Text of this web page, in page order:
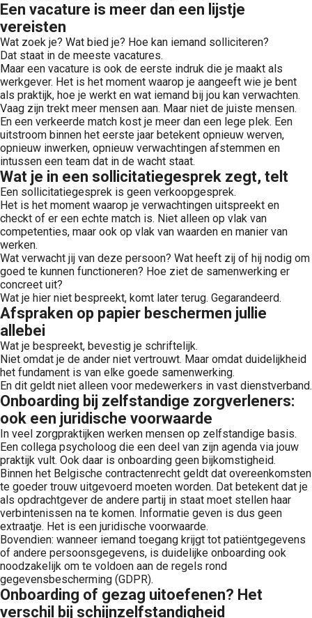
Een vacature is meer dan een lijstje
vereisten
Wat zoek je? Wat bied je? Hoe kan iemand solliciteren?
Dat staat in de meeste vacatures.
Maar een vacature is ook de eerste indruk die je maakt als
werkgever. Het is het moment waarop je aangeeft wie je bent
als praktijk, hoe je werkt en wat iemand bij jou kan verwachten.
Vaag zijn trekt meer mensen aan. Maar niet de juiste mensen.
En een verkeerde match kost je meer dan een lege plek. Een
uitstroom binnen het eerste jaar betekent opnieuw werven,
opnieuw inwerken, opnieuw verwachtingen afstemmen en
intussen een team dat in de wacht staat.
Wat je in een sollicitatiegesprek zegt, telt
Een sollicitatiegesprek is geen verkoopgesprek.
Het is het moment waarop je verwachtingen uitspreekt en
checkt of er een echte match is. Niet alleen op vlak van
competenties, maar ook op vlak van waarden en manier van
werken.
Wat verwacht jij van deze persoon? Wat heeft zij of hij nodig om
goed te kunnen functioneren? Hoe ziet de samenwerking er
concreet uit?
Wat je hier niet bespreekt, komt later terug. Gegarandeerd.
Afspraken op papier beschermen jullie
allebei
Wat je bespreekt, bevestig je schriftelijk.
Niet omdat je de ander niet vertrouwt. Maar omdat duidelijkheid
het fundament is van elke goede samenwerking.
En dit geldt niet alleen voor medewerkers in vast dienstverband.
Onboarding bij zelfstandige zorgverleners:
ook een juridische voorwaarde
In veel zorgpraktijken werken mensen op zelfstandige basis.
Een collega psycholoog die een deel van zijn agenda via jouw
praktijk vult. Ook daar is onboarding geen bijkomstigheid.
Binnen het Belgische contractenrecht geldt dat overeenkomsten
te goeder trouw uitgevoerd moeten worden. Dat betekent dat je
als opdrachtgever de andere partij in staat moet stellen haar
verbintenissen na te komen. Informatie geven is dus geen
extraatje. Het is een juridische voorwaarde.
Bovendien: wanneer iemand toegang krijgt tot patiëntgegevens
of andere persoonsgegevens, is duidelijke onboarding ook
noodzakelijk om te voldoen aan de regels rond
gegevensbescherming (GDPR).
Onboarding of gezag uitoefenen? Het
verschil bij schijnzelfstandigheid